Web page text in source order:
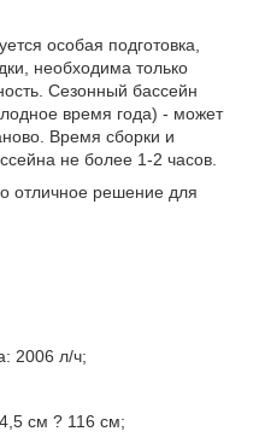
особая подготовка,
необходима только
Сезонный бассейн
время года) - может
Время сборки и
не более 1-2 часов.
отличное решение для
2006 л/ч;
см ? 116 см;